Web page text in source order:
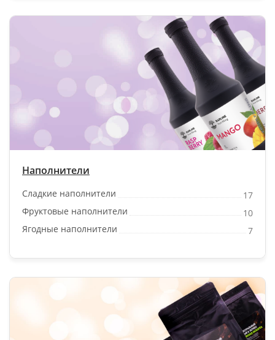
Наполнители
Сладкие наполнители
17
Фруктовые наполнители
10
Ягодные наполнители
7